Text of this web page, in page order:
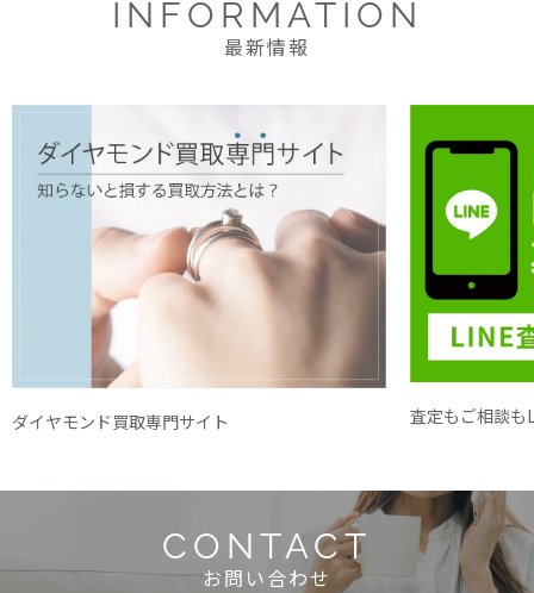
INFORMATION
最新情報
ダイヤモンド買取専門サイト 査定もご相談も
CONTACT
お問い合わせ